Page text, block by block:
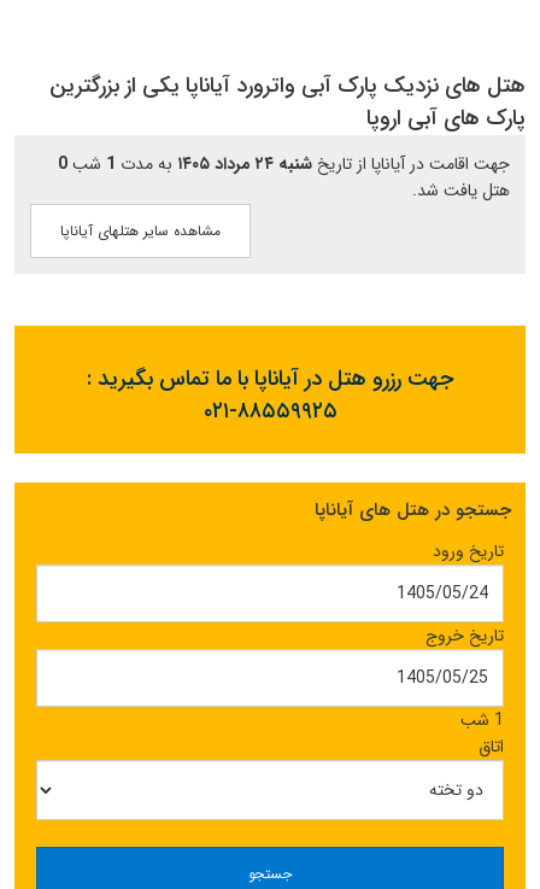
هتل های نزدیک پارک آبی واترورد آیاناپا یکی از بزرگترین
پارک های آبی اروپا
جهت اقامت در آیاناپا از تاریخ شنبه ۲۴ مرداد ۱۴۰۵ به مدت 1 شب0
هتل یافت شد.
مشاهده سایر هتلهای آیاناپا
جهت رزرو هتل در آیاناپا با ما تماس بگیرید :
۰۲۱-۸۸۵۵۹۹۲۵
جستجو در هتل های آیاناپا
تاریخ ورود
تاریخ خروج
1 شب
اتاق
جستجو